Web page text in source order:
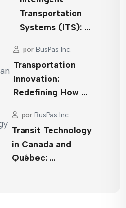
Transportation
Systems (ITS): …
porBusPas Inc.
Transportation
Innovation:
Redefining How …
porBusPas Inc.
Transit Technology
in Canada and
Québec: …